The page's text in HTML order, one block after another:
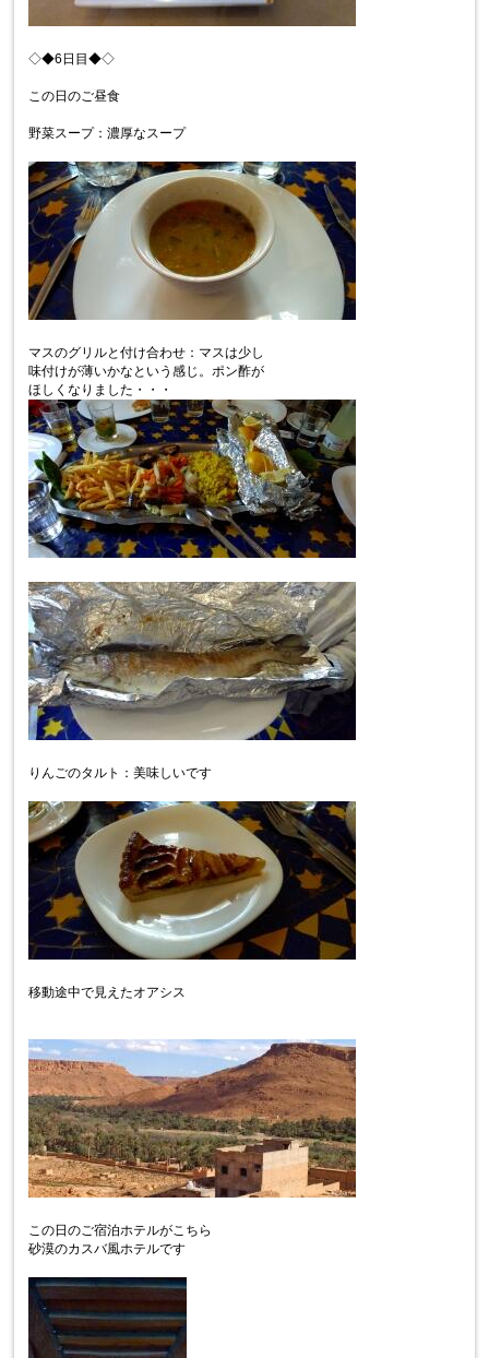
◇◆6日目◆◇
この日のご昼食
野菜スープ：濃厚なスープ
マスのグリルと付け合わせ：マスは少し
味付けが薄いかなという感じ。ポン酢が
ほしくなりました・・・
りんごのタルト：美味しいです
移動途中で見えたオアシス
この日のご宿泊ホテルがこちら
砂漠のカスバ風ホテルです